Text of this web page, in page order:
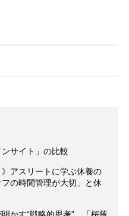
ンサイト」の比較
》アスリートに学ぶ休養の
の時間管理が大切」と休